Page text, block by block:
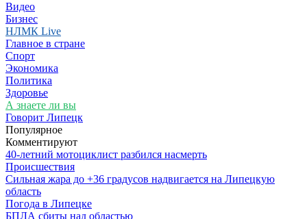
Видео
Бизнес
НЛМК Live
Главное в стране
Спорт
Экономика
Политика
Здоровье
А знаете ли вы
Говорит Липецк
Популярное
Комментируют
40-летний мотоциклист разбился насмерть
Происшествия
Сильная жара до +36 градусов надвигается на Липецкую
область
Погода в Липецке
БПЛА сбиты над областью